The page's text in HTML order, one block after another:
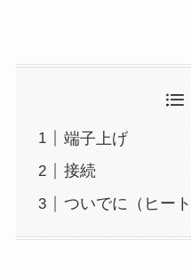
端子上げ
接続
ついでに（ヒー